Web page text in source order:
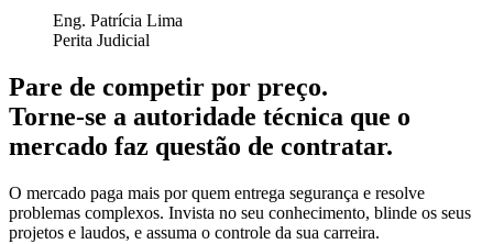
Eng. Patrícia Lima
Perita Judicial
Pare de competir por preço.
Torne-se a autoridade técnica que o
mercado faz questão de contratar.
O mercado paga mais por quem entrega segurança e resolve
problemas complexos. Invista no seu conhecimento, blinde os seus
projetos e laudos, e assuma o controle da sua carreira.